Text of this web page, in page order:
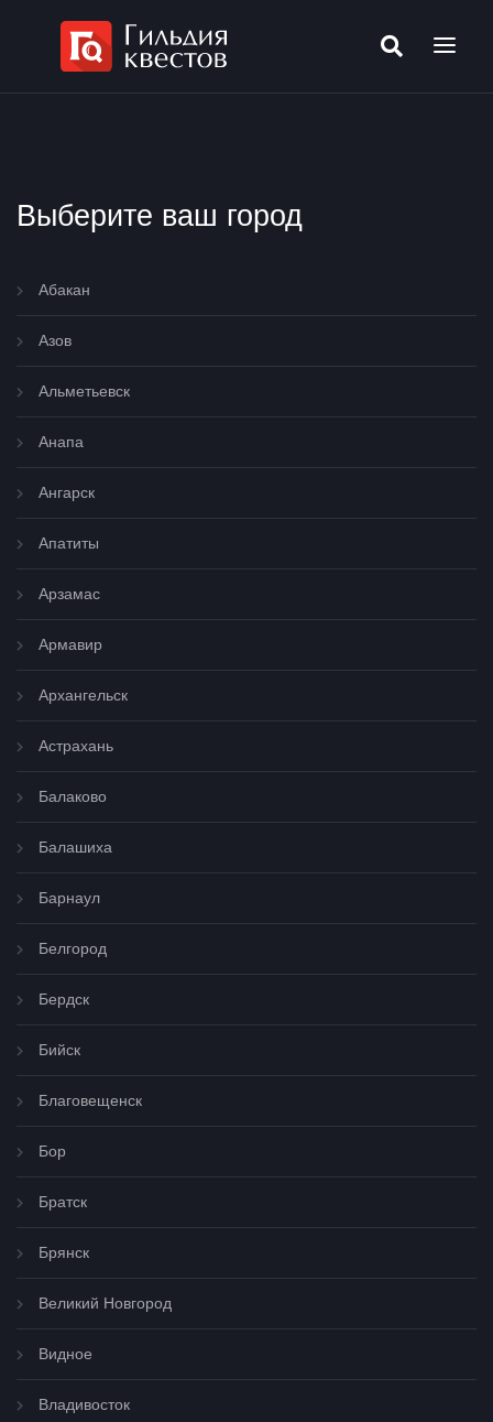
Выберите ваш город
Абакан
Азов
Альметьевск
Анапа
Ангарск
Апатиты
Арзамас
Армавир
Архангельск
Астрахань
Балаково
Балашиха
Барнаул
Белгород
Бердск
Бийск
Благовещенск
Бор
Братск
Брянск
Великий Новгород
Видное
Владивосток